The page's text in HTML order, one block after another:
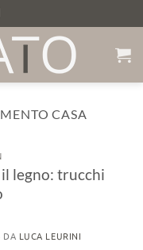
CASA
legno: trucchi
DA LUCA LEURINI